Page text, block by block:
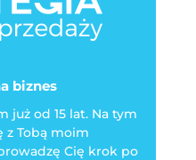
biznes
już od 15 lat. Na tym
z Tobą moim
Cię krok po